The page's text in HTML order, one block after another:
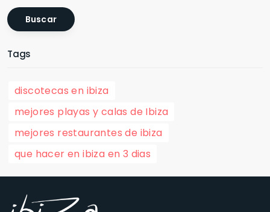
Buscar
Tags
discotecas en ibiza
mejores playas y calas de Ibiza
mejores restaurantes de ibiza
que hacer en ibiza en 3 dias